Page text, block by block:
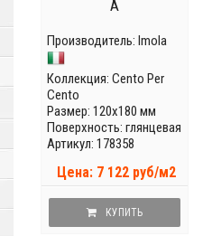
A
Производитель: Imola
Коллекция: Cento Per
Cento
Размер: 120x180 мм
Поверхность: глянцевая
Артикул: 178358
Цена: 7 122 руб/м2
КУПИТЬ